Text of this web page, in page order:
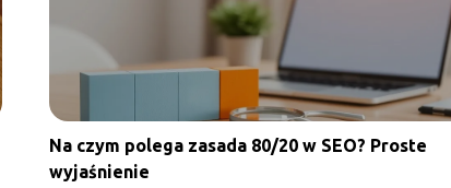
Na czym polega zasada 80/20 w SEO? Proste
wyjaśnienie